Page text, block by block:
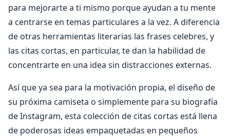
para mejorarte a ti mismo porque ayudan a tu mente
a centrarse en temas particulares a la vez. A diferencia
de otras herramientas literarias las frases celebres, y
las citas cortas, en particular, te dan la habilidad de
concentrarte en una idea sin distracciones externas.
Así que ya sea para la motivación propia, el diseño de
su próxima camiseta o simplemente para su biografía
de Instagram, esta colección de citas cortas está llena
de poderosas ideas empaquetadas en pequeños